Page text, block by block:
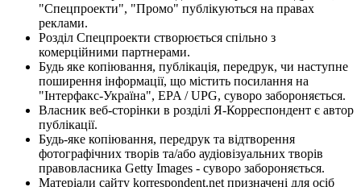
"Спецпроекти", "Промо" публікуються на правах
реклами.
Розділ Спецпроекти створюється спільно з
комерційними партнерами.
Будь яке копіювання, публікація, передрук, чи наступне
поширення інформації, що містить посилання на
"Інтерфакс-Україна", EPA / UPG, суворо забороняється.
Власник веб-сторінки в розділі Я-Корреспондент є автор
публікації.
Будь-яке копіювання, передрук та відтворення
фотографічних творів та/або аудіовізуальних творів
правовласника Getty Images - суворо забороняється.
Матеріали сайту korrespondent.net призначені для осіб